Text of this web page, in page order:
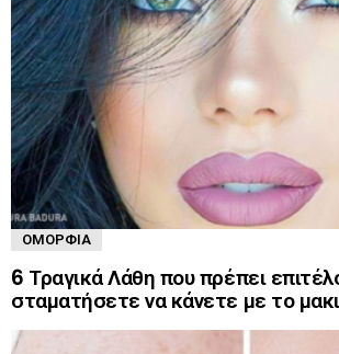
ΟΜΟΡΦΙΆ
6 Τραγικά Λάθη που πρέπει
σταματήσετε να κάνετε με το